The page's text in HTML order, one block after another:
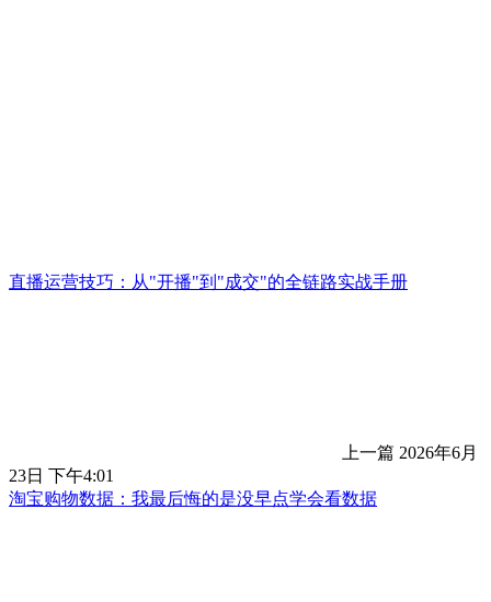
直播运营技巧：从"开播"到"成交"的全链路实战手册
上一篇 2026年6月
23日 下午4:01
淘宝购物数据：我最后悔的是没早点学会看数据